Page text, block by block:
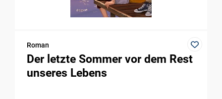
Roman
Der letzte Sommer vor dem Rest
unseres Lebens